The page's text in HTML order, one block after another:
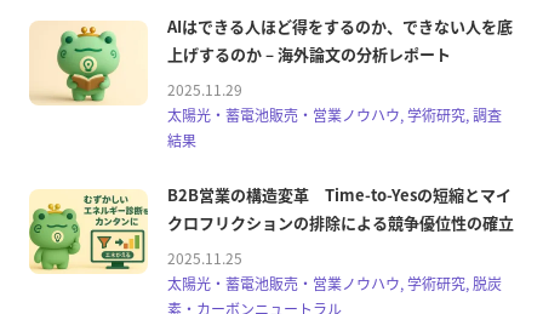
AIはできる人ほど得をするのか、できない人を底
上げするのか – 海外論文の分析レポート
2025.11.29
太陽光・蓄電池販売・営業ノウハウ, 学術研究, 調査
結果
B2B営業の構造変革 Time-to-Yesの短縮とマイ
クロフリクションの排除による競争優位性の確立
2025.11.25
太陽光・蓄電池販売・営業ノウハウ, 学術研究, 脱炭
素・カーボンニュートラル